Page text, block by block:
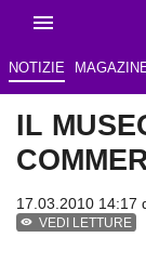
NOTIZIE
IL
17.03.2010 14:17
VEDI LETTURE